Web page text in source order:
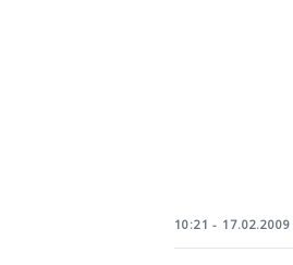
10:21 - 17.02.2009